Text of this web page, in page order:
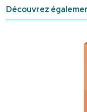
Découvrez